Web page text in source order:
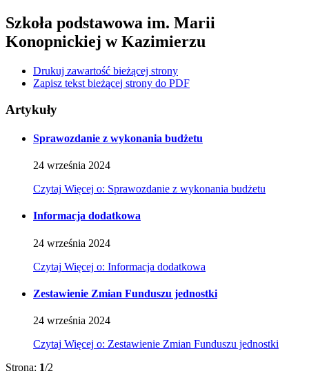
Szkoła podstawowa im. Marii
Konopnickiej w Kazimierzu
Drukuj zawartość bieżącej strony
Zapisz tekst bieżącej strony do PDF
Artykuły
Sprawozdanie z wykonania budżetu
24 września 2024
Czytaj Więcej o: Sprawozdanie z wykonania budżetu
Informacja dodatkowa
24 września 2024
Czytaj Więcej o: Informacja dodatkowa
Zestawienie Zmian Funduszu jednostki
24 września 2024
Czytaj Więcej o: Zestawienie Zmian Funduszu jednostki
Strona: 1/2